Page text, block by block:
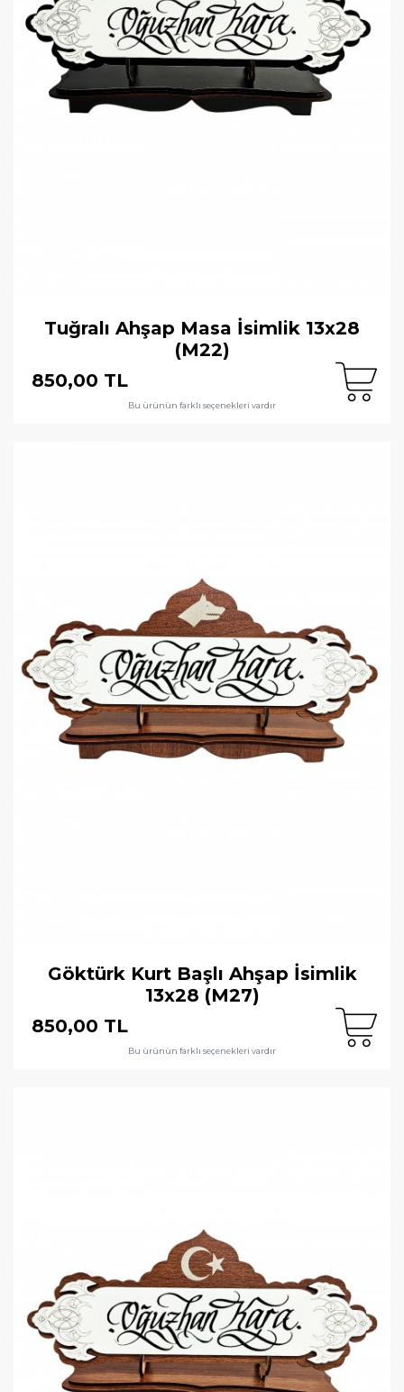
Tuğralı Ahşap Masa İsimlik 13x28
(M22)
850,00 TL
Bu ürünün farklı seçenekleri vardır
Göktürk Kurt Başlı Ahşap İsimlik
13x28 (M27)
850,00 TL
Bu ürünün farklı seçenekleri vardır